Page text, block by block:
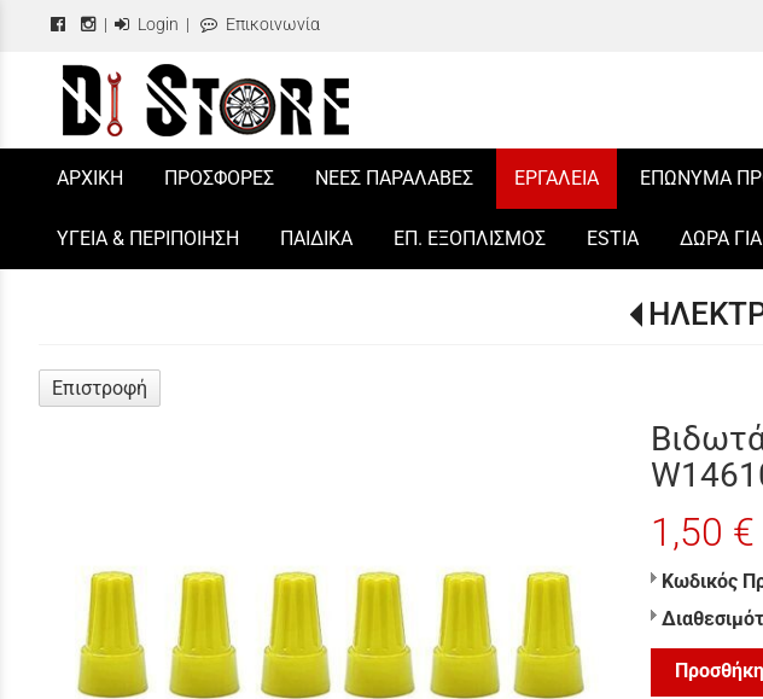
| Login | Επικοινωνία
/
ΑΡΧΙΚΗ ΠΡΟΣΦΟΡΕΣ ΝΕΕΣ ΠΑΡΑΛΑΒΕΣ ΕΡΓΑΛΕΙΑ ΕΠΩΝΥΜΑ
ΥΓΕΙΑ & ΠΕΡΙΠΟΙΗΣΗ ΠΑΙΔΙΚΑ ΕΠ. ΕΞΟΠΛΙΣΜΟΣ ESTIA ΔΩΡΑ
Επιστροφή
1,50 €
Κωδικός